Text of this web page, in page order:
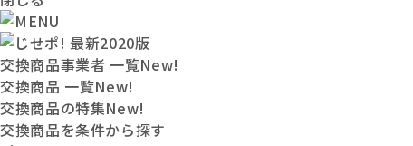
交換商品事業者 一覧New!
交換商品 一覧New!
交換商品の特集New!
交換商品を条件から探す